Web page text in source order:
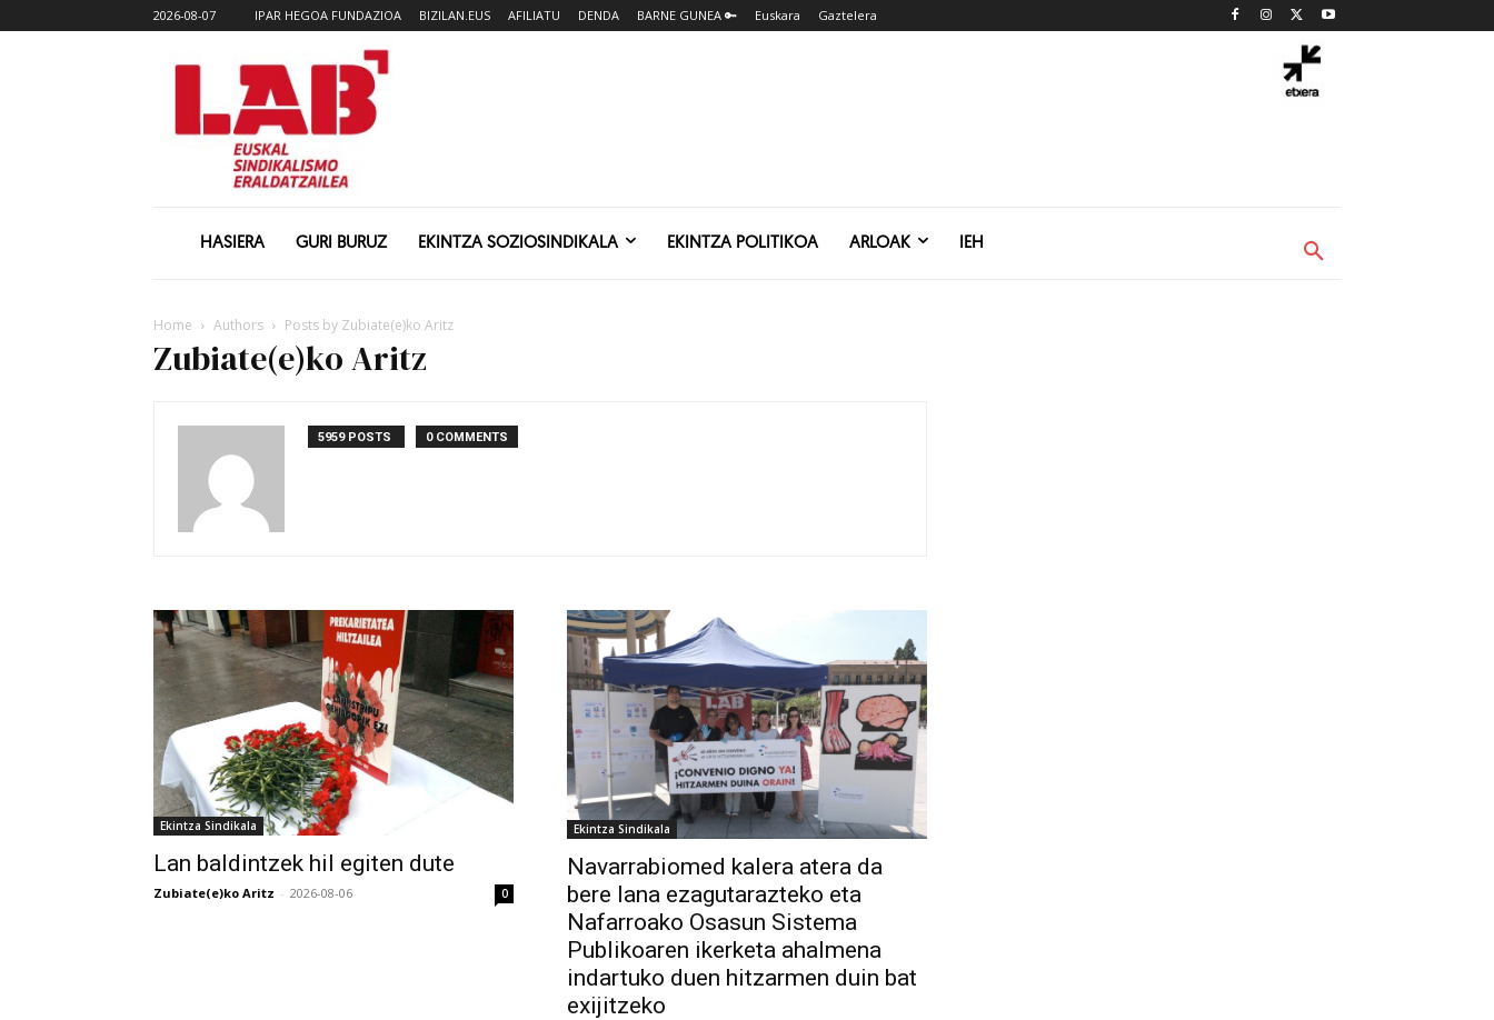
2026-08-07 IPAR HEGOA FUNDAZIOA BIZILAN.EUS AFILIATU DENDA BARNE GUNEA 🔑 Euskara Gaztelera
HASIERA GURI BURUZ EKINTZA SOZIOSINDIKALA EKINTZA POLITIKOA ARLOAK IEH
Home Authors Posts by Zubiate(e)ko Aritz
Zubiate(e)ko Aritz
5959 POSTS 0 COMMENTS
Ekintza Sindikala
Lan baldintzek hil egiten dute
Zubiate(e)ko Aritz - 2026-08-06 0
Ekintza Sindikala
Navarrabiomed kalera atera da
bere lana ezagutarazteko eta
Nafarroako Osasun Sistema
Publikoaren ikerketa ahalmena
indartuko duen hitzarmen duin bat
exijitzeko